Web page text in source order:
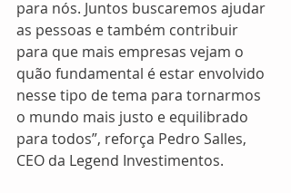
para nós. Juntos buscaremos ajudar
as pessoas e também contribuir
para que mais empresas vejam o
quão fundamental é estar envolvido
nesse tipo de tema para tornarmos
o mundo mais justo e equilibrado
para todos”, reforça Pedro Salles,
CEO da Legend Investimentos.